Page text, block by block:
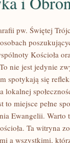
pw. Świętej
Kościoła
nie jest jedynie
spotykają się
lokalnej
to miejsce pełne
Ewangelii. Warto
Ta witryna
a wszystkimi,